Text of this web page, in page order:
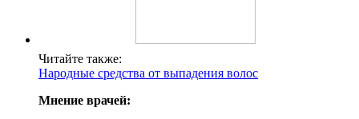
Читайте также:
Народные средства от выпадения волос
Мнение врачей: